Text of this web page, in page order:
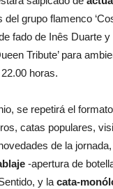
del grupo flamenco
fado de Inês Duarte
Tribute’ para
horas.
se repetirá el
catas populares,
de la
-apertura de
y la cata-